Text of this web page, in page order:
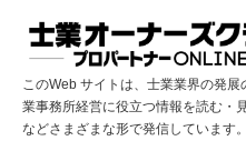
このWeb サイトは、士業業界の発展
業事務所経営に役立つ情報を読む・
などさまざまな形で発信しています。